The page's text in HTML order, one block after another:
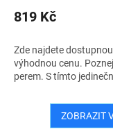
819 Kč
Zde najdete
výhodnou cenu.
perem. S tímto
ZOBRAZIT